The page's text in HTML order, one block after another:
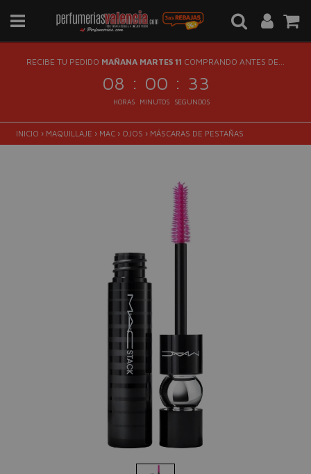
RECIBE TU PEDIDO MAÑANA MARTES 11 COMPRANDO ANTES DE...
08 : 00 : 32
HORAS MINUTOS SEGUNDOS
INICIO › MAQUILLAJE › MAC › OJOS › MÁSCARAS DE PESTAÑAS